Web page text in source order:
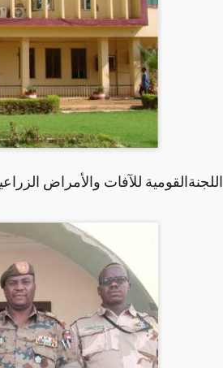
اللجنةالقومية للآفات والأمراض